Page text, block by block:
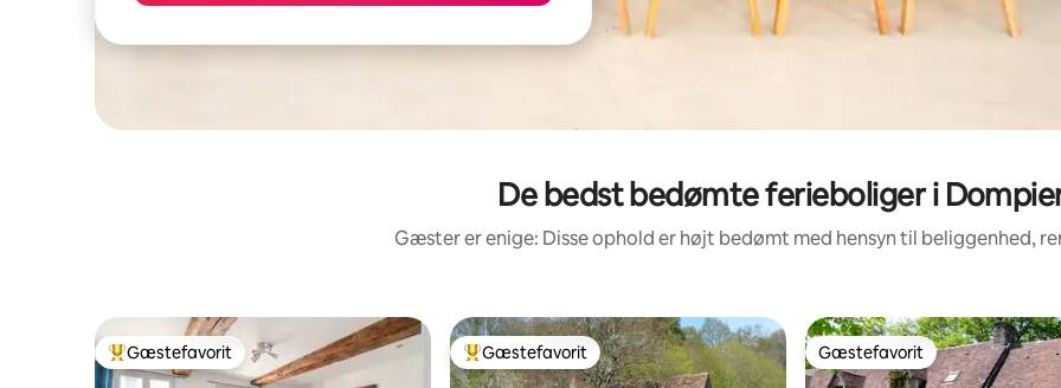
De bedst bedømte ferieboliger i
Gæster er enige: Disse ophold er højt bedømt med hensyn til beliggenhed,
Bedste gæstefavorit
Gæstefavorit Bedste gæstefavorit
Gæstefavorit Gæstefavorit
Gæstefavorit